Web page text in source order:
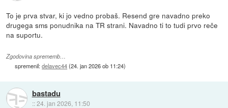
To je prva stvar, ki jo vedno probaš. Resend gre navadno preko
drugega sms ponudnika na TR strani. Navadno ti to tudi prvo reče
na suportu.
Zgodovina sprememb…
spremenil:delavec44(24. jan 2026 ob 11:24)
bastadu
::24. jan 2026, 11:50